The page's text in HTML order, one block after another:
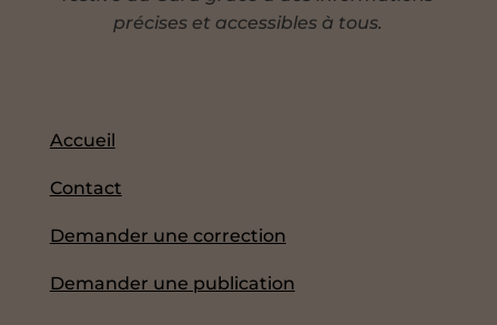
précises et accessibles à tous.
Accueil
Contact
Demander une correction
Demander une publication